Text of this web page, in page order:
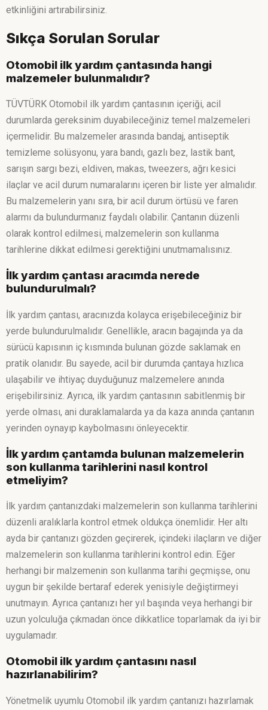
etkinliğini artırabilirsiniz.
Sıkça Sorulan Sorular
Otomobil ilk yardım çantasında hangi
malzemeler bulunmalıdır?
TÜVTÜRK Otomobil ilk yardım çantasının içeriği, acil
durumlarda gereksinim duyabileceğiniz temel malzemeleri
içermelidir. Bu malzemeler arasında bandaj, antiseptik
temizleme solüsyonu, yara bandı, gazlı bez, lastik bant,
sarışın sargı bezi, eldiven, makas, tweezers, ağrı kesici
ilaçlar ve acil durum numaralarını içeren bir liste yer almalıdır.
Bu malzemelerin yanı sıra, bir acil durum örtüsü ve faren
alarmı da bulundurmanız faydalı olabilir. Çantanın düzenli
olarak kontrol edilmesi, malzemelerin son kullanma
tarihlerine dikkat edilmesi gerektiğini unutmamalısınız.
İlk yardım çantası aracımda nerede
bulundurulmalı?
İlk yardım çantası, aracınızda kolayca erişebileceğiniz bir
yerde bulundurulmalıdır. Genellikle, aracın bagajında ya da
sürücü kapısının iç kısmında bulunan gözde saklamak en
pratik olanıdır. Bu sayede, acil bir durumda çantaya hızlıca
ulaşabilir ve ihtiyaç duyduğunuz malzemelere anında
erişebilirsiniz. Ayrıca, ilk yardım çantasının sabitlenmiş bir
yerde olması, ani duraklamalarda ya da kaza anında çantanın
yerinden oynayıp kaybolmasını önleyecektir.
İlk yardım çantamda bulunan malzemelerin
son kullanma tarihlerini nasıl kontrol
etmeliyim?
İlk yardım çantanızdaki malzemelerin son kullanma tarihlerini
düzenli aralıklarla kontrol etmek oldukça önemlidir. Her altı
ayda bir çantanızı gözden geçirerek, içindeki ilaçların ve diğer
malzemelerin son kullanma tarihlerini kontrol edin. Eğer
herhangi bir malzemenin son kullanma tarihi geçmişse, onu
uygun bir şekilde bertaraf ederek yenisiyle değiştirmeyi
unutmayın. Ayrıca çantanızı her yıl başında veya herhangi bir
uzun yolculuğa çıkmadan önce dikkatlice toparlamak da iyi bir
uygulamadır.
Otomobil ilk yardım çantasını nasıl
hazırlanabilirim?
Yönetmelik uyumlu Otomobil ilk yardım çantanızı hazırlamak